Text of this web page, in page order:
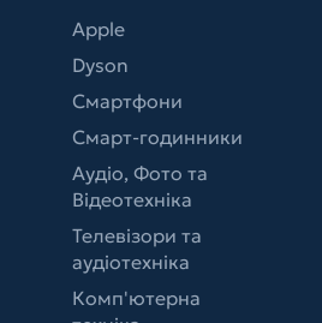
Apple
Dyson
Смартфони
Смарт-годинники
Аудіо, Фото та
Відеотехніка
Телевізори та
аудіотехніка
Комп'ютерна